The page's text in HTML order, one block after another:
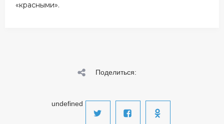
«красными».
Поделиться:
undefined